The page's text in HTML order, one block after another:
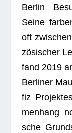
Ber­lin
Seine
oft
zö­si­scher
fand 2019
Ber­li­ner
fiz
men­hang
sche